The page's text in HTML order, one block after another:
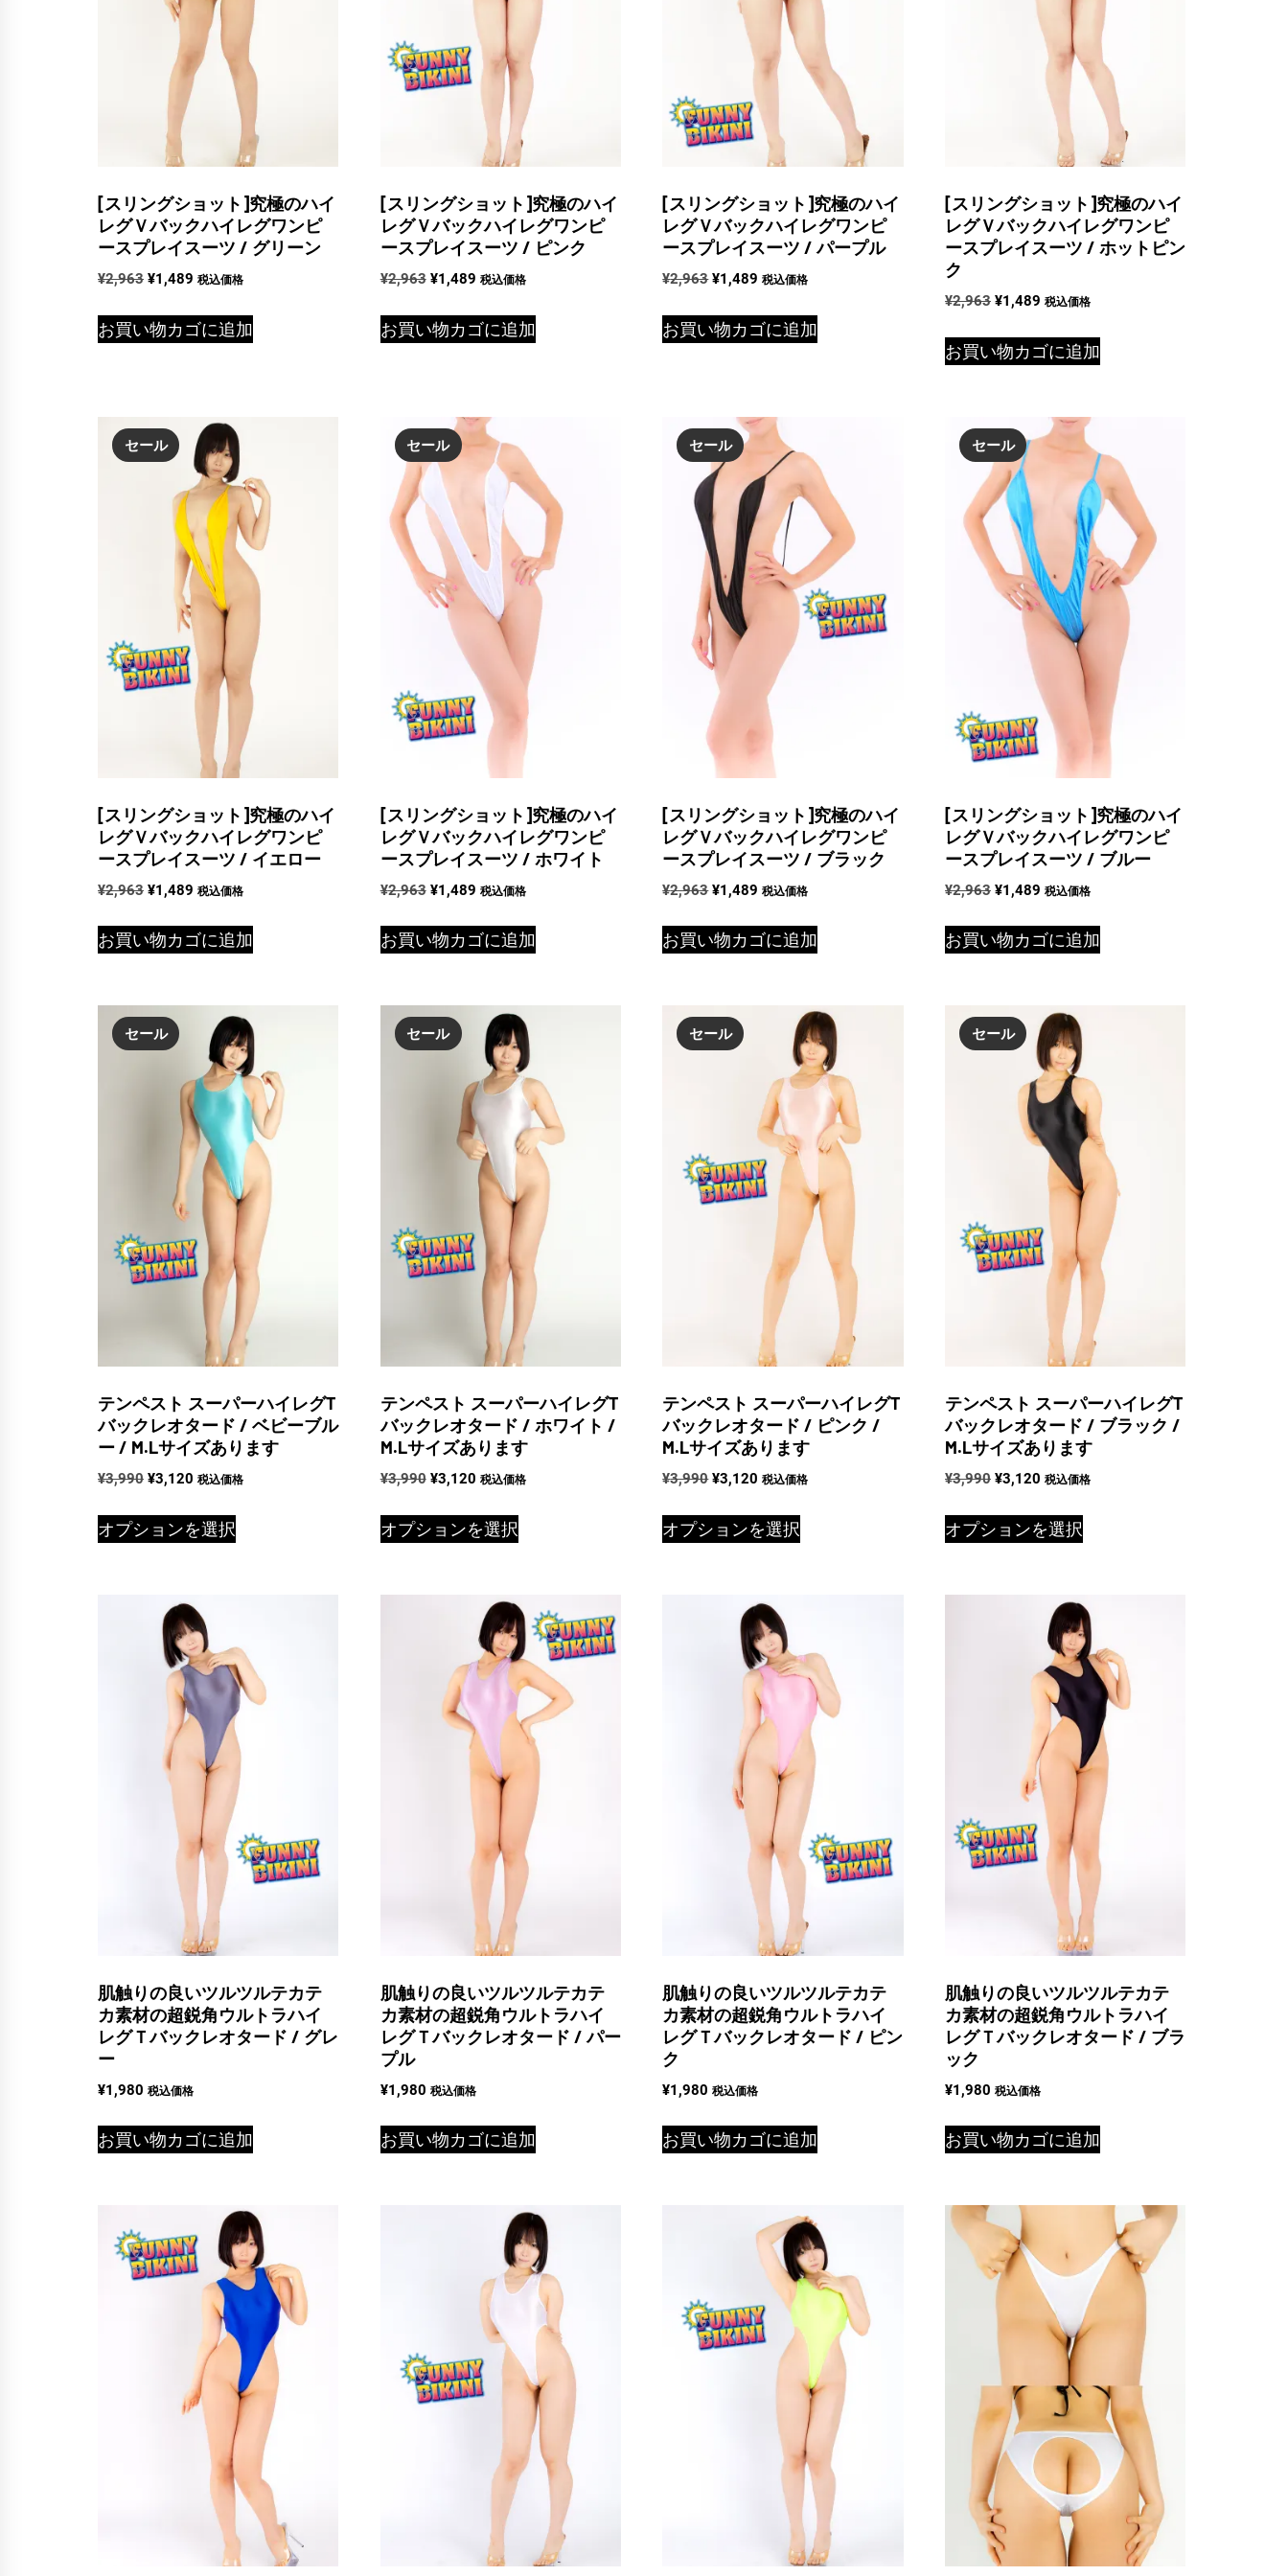
[スリングショット]究極のハイ
レグＶバックハイレグワンピ
ースプレイスーツ / グリーン
¥2,963 元
価
格
し
た。
¥1,489 現
の
価
で
す。
税込価格
お買い物カゴに追加
[スリングショット]究極のハイ
レグＶバックハイレグワンピ
ースプレイスーツ / ピンク
¥2,963 元
価
格
し
た。
¥1,489現
の
価
¥1,489
で
す。
税込価格
お買い物カゴに追加
[スリングショット]究極のハイ
レグＶバックハイレグワンピ
ースプレイスーツ / パープル
¥2,963 元
価
格
し
た。
¥1,489 現
の
価
¥1,489
で
す。
税込価格
お買い物カゴに追加
[スリングショット]究極のハイ
レグＶバックハイレグワンピ
ースプレイスーツ / ホットピン
ク
¥2,963 元
価
格
で
し
た。
¥1,489 現
の
価
は
¥1,489
す。
税込価格
お買い物カゴに追加
セール
[スリングショット]究極のハイ
レグＶバックハイレグワンピ
ースプレイスーツ / イエロー
¥2,963 元
価
格
¥2,963
で
し
¥1,489 現
の
価
は
¥1,489
す。
税込価格
お買い物カゴに追加
セール
[スリングショット]究極のハイ
レグＶバックハイレグワンピ
ースプレイスーツ / ホワイト
¥2,963 元
価
格
¥2,963
で
し
¥1,489現
の
価
は
¥1,489
で
す。
税込価格
お買い物カゴに追加
セール
[スリングショット]究極のハイ
レグＶバックハイレグワンピ
ースプレイスーツ / ブラック
¥2,963 元
価
格
で
し
¥1,489 現
の
価
¥1,489
す。
税込価格
お買い物カゴに追加
セール
[スリングショット]究極のハイ
レグＶバックハイレグワンピ
ースプレイスーツ / ブルー
¥2,963 元
価
格
で
し
¥1,489 現
の
価
¥1,489
で
す。
税込価格
お買い物カゴに追加
セール
テンペスト スーパーハイレグT
バックレオタード / ベビーブル
ー / M.Lサイズあります
¥3,990 元
価
格
た。
¥3,120 現
の
価
¥3,120
で
す。
税込価格
オプションを選択
こ
の
は
複
数
の
リ
ー
シ
が
あ
り
ま
プ
シ
ン
は
商
品
ペ
ー
ジ
か
ら
択
で
き
ま
セール
テンペスト スーパーハイレグT
バックレオタード / ホワイト /
M.Lサイズあります
¥3,990 元
価
格
¥3,120現
の
価
¥3,120
で
す。
税込価格
オプションを選択
こ
の
に
は
複
数
の
エ
ー
シ
ョ
ン
が
あ
り
ま
プ
シ
は
商
品
ジ
か
ら
選
択
ま
セール
テンペスト スーパーハイレグT
バックレオタード / ピンク /
M.Lサイズあります
¥3,990 元
価
格
¥3,120 現
の
価
¥3,120
で
す。
税込価格
オプションを選択
こ
の
は
複
数
の
リ
エ
ー
シ
ョ
ン
が
あ
り
ま
プ
シ
は
商
品
ー
ジ
か
ら
選
択
で
き
ま
セール
テンペスト スーパーハイレグT
バックレオタード / ブラック /
M.Lサイズあります
¥3,990 元
価
格
¥3,120 現
の
価
¥3,120
で
す。
税込価格
オプションを選択
こ
の
に
は
複
数
の
バ
シ
ョ
ン
が
あ
り
ま
プ
シ
ン
商
品
ペ
ー
ら
選
択
で
ま
肌触りの良いツルツルテカテ
カ素材の超鋭角ウルトラハイ
レグＴバックレオタード / グレ
ー
¥1,980 税込価格
お買い物カゴに追加
肌触りの良いツルツルテカテ
カ素材の超鋭角ウルトラハイ
レグＴバックレオタード / パー
プル
¥1,980 税込価格
お買い物カゴに追加
肌触りの良いツルツルテカテ
カ素材の超鋭角ウルトラハイ
レグＴバックレオタード / ピン
ク
¥1,980 税込価格
お買い物カゴに追加
肌触りの良いツルツルテカテ
カ素材の超鋭角ウルトラハイ
レグＴバックレオタード / ブラ
ック
¥1,980 税込価格
お買い物カゴに追加